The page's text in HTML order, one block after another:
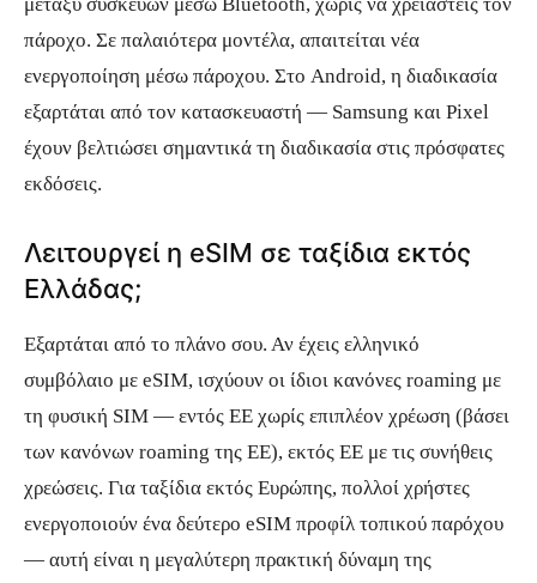
πάροχο. Σε παλαιότερα μοντέλα, απαιτείται νέα
ενεργοποίηση μέσω πάροχου. Στο Android, η διαδικασία
εξαρτάται από τον κατασκευαστή — Samsung και Pixel
έχουν βελτιώσει σημαντικά τη διαδικασία στις πρόσφατες
εκδόσεις.
Λειτουργεί η eSIM σε ταξίδια εκτός
Ελλάδας;
Εξαρτάται από το πλάνο σου. Αν έχεις ελληνικό
συμβόλαιο με eSIM, ισχύουν οι ίδιοι κανόνες roaming με
τη φυσική SIM — εντός ΕΕ χωρίς επιπλέον χρέωση (βάσει
των κανόνων roaming της ΕΕ), εκτός ΕΕ με τις συνήθεις
χρεώσεις. Για ταξίδια εκτός Ευρώπης, πολλοί χρήστες
ενεργοποιούν ένα δεύτερο eSIM προφίλ τοπικού παρόχου
— αυτή είναι η μεγαλύτερη πρακτική δύναμη της